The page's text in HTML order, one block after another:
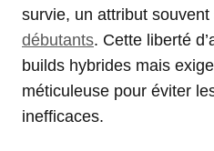
survie, un attribut
débutants. Cette liberté
builds hybrides mais
méticuleuse pour éviter
inefficaces.